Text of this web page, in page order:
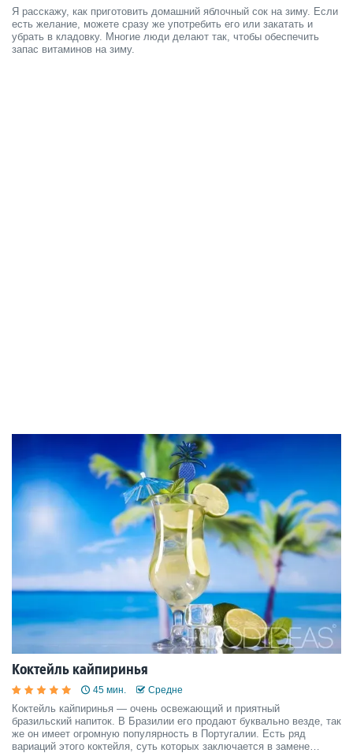
Я расскажу, как приготовить домашний яблочный сок на зиму. Если
есть желание, можете сразу же употребить его или закатать и
убрать в кладовку. Многие люди делают так, чтобы обеспечить
запас витаминов на зиму.
Коктейль кайпиринья
45 мин. Средне
Коктейль кайпиринья — очень освежающий и приятный
бразильский напиток. В Бразилии его продают буквально везде, так
же он имеет огромную популярность в Португалии. Есть ряд
вариаций этого коктейля, суть которых заключается в замене